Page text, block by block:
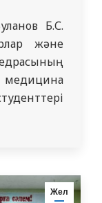
Б.С.
және
Жел